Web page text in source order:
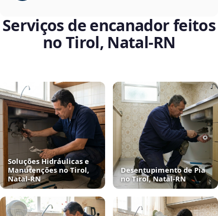
Serviços de encanador feitos
no Tirol, Natal‑RN
Soluções Hidráulicas e
Manutenções no Tirol,
Natal‑RN
Desentupimento de Pia
no Tirol, Natal‑RN